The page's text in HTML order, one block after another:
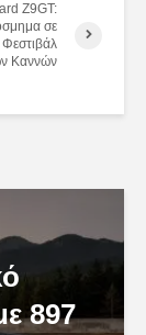
Z9GT:
σε
Καννών
897